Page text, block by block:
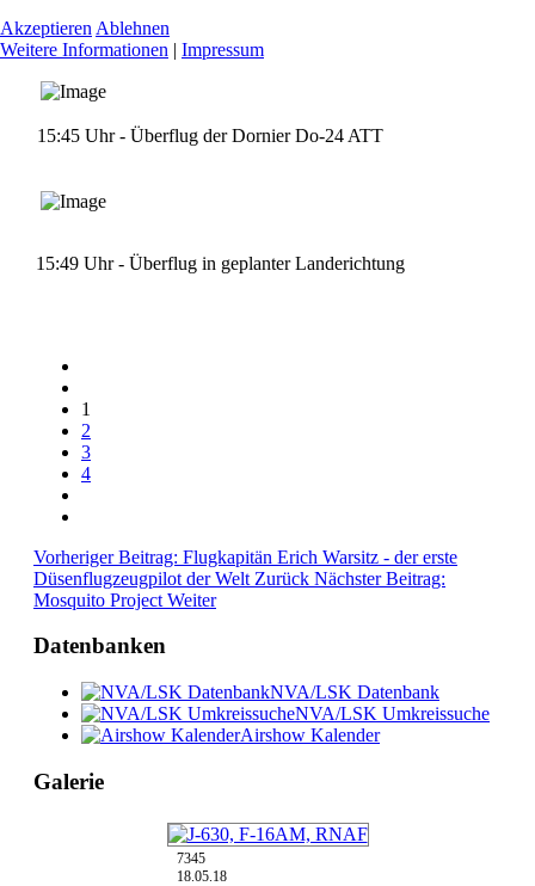
15:45 Uhr - Überflug der Dornier Do-24 ATT
15:49 Uhr - Überflug in geplanter Landerichtung
1
2
3
4
Vorheriger Beitrag: Flugkapitän Erich Warsitz - der erste
Düsenflugzeugpilot der Welt Zurück Nächster Beitrag:
Mosquito Project Weiter
Datenbanken
NVA/LSK Datenbank
NVA/LSK Umkreissuche
Airshow Kalender
Galerie
7345
18.05.18
Akzeptieren Ablehnen
Weitere Informationen | Impressum